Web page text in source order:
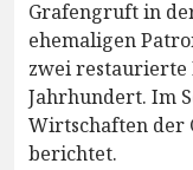
Grafengruft in
ehemaligen
zwei restaurierte
Jahrhundert. Im
Wirtschaften der
berichtet.